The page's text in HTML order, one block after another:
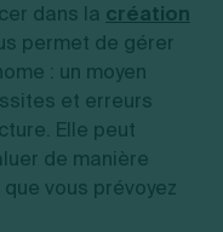
d'entreprise
dans la création
permet de gérer
: un moyen
et erreurs
Elle peut
de manière
que vous prévoyez